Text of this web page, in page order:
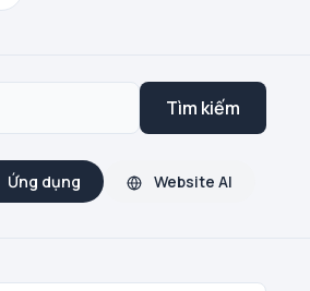
Tìm kiếm
Ứng dụng Website AI